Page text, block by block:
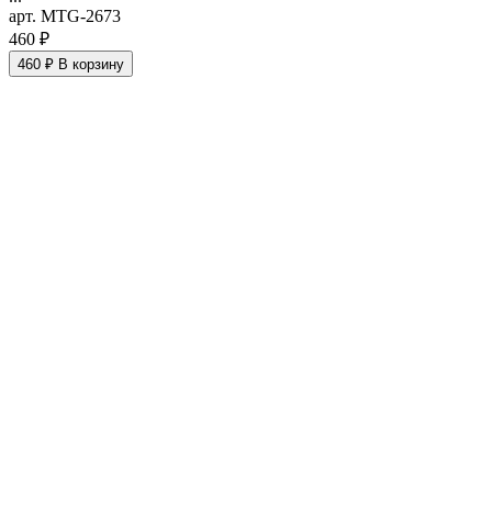
арт. MTG-2673
460 ₽
460 ₽ В корзину